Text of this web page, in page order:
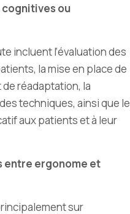
ou
incluent l’évaluation des
la mise en place de
réadaptation, la
techniques, ainsi que le
aux patients et à leur
entre ergonome et
sur